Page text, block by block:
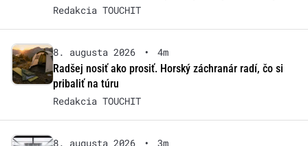
Redakcia TOUCHIT
8. augusta 2026 •
4m
Radšej nosiť ako prosiť. Horský záchranár radí, čo si
pribaliť na túru
Redakcia TOUCHIT
8. augusta 2026 •
3m